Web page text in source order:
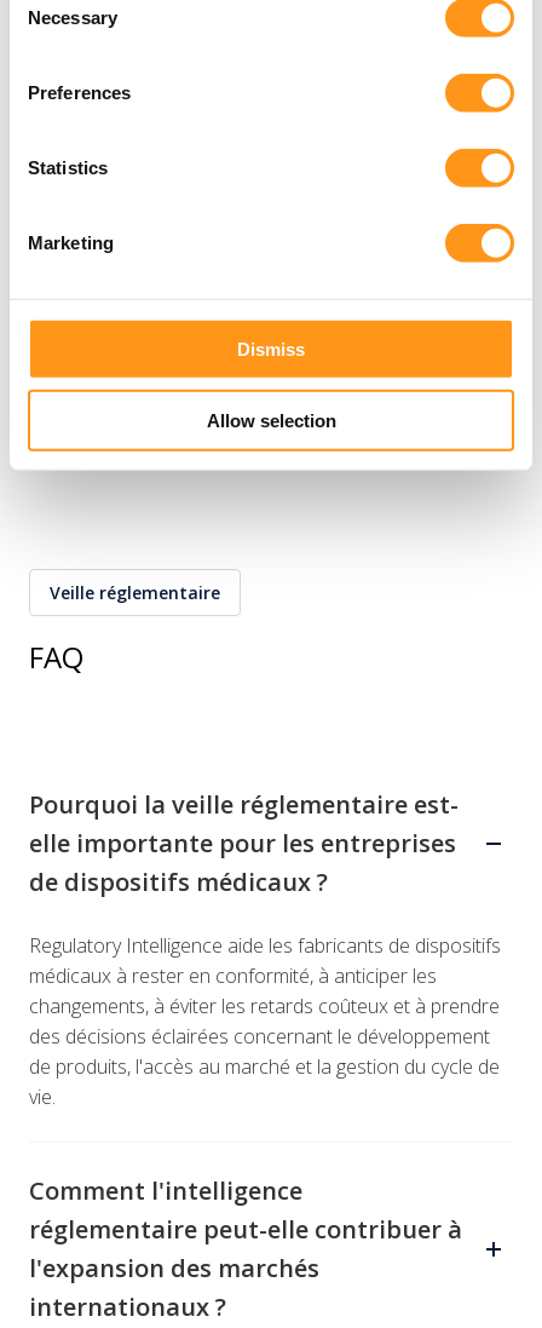
Selection
Necessary
Preferences
Statistics
Marketing
Dismiss
Allow selection
Années d'expérience combinée
Veille réglementaire
FAQ
Pourquoi la veille réglementaire est-
elle importante pour les entreprises
de dispositifs médicaux ?
Regulatory Intelligence aide les fabricants de dispositifs
médicaux à rester en conformité, à anticiper les
changements, à éviter les retards coûteux et à prendre
des décisions éclairées concernant le développement
de produits, l'accès au marché et la gestion du cycle de
vie.
Comment l'intelligence
réglementaire peut-elle contribuer à
l'expansion des marchés
internationaux ?